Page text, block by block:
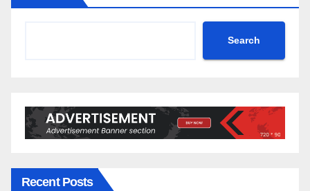
Search
Recent Posts